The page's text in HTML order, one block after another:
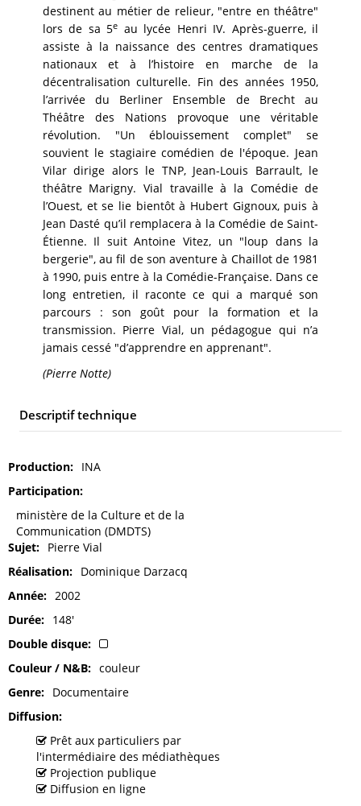
destinent au métier de relieur, "entre en théâtre"
lors de sa 5e au lycée Henri IV. Après-guerre, il
assiste à la naissance des centres dramatiques
nationaux et à l’histoire en marche de la
décentralisation culturelle. Fin des années 1950,
l’arrivée du Berliner Ensemble de Brecht au
Théâtre des Nations provoque une véritable
révolution. "Un éblouissement complet" se
souvient le stagiaire comédien de l'époque. Jean
Vilar dirige alors le TNP, Jean-Louis Barrault, le
théâtre Marigny. Vial travaille à la Comédie de
l’Ouest, et se lie bientôt à Hubert Gignoux, puis à
Jean Dasté qu’il remplacera à la Comédie de Saint-
Étienne. Il suit Antoine Vitez, un "loup dans la
bergerie", au fil de son aventure à Chaillot de 1981
à 1990, puis entre à la Comédie-Française. Dans ce
long entretien, il raconte ce qui a marqué son
parcours : son goût pour la formation et la
transmission. Pierre Vial, un pédagogue qui n’a
jamais cessé "d’apprendre en apprenant".
(Pierre Notte)
Descriptif technique
Production
INA
Participation
ministère de la Culture et de la
Communication (DMDTS)
Sujet
Pierre Vial
Réalisation
Dominique Darzacq
Année
2002
Durée
148'
Double disque
Couleur / N&B
couleur
Genre
Documentaire
Diffusion
Prêt aux particuliers par
l'intermédiaire des médiathèques
Projection publique
Diffusion en ligne